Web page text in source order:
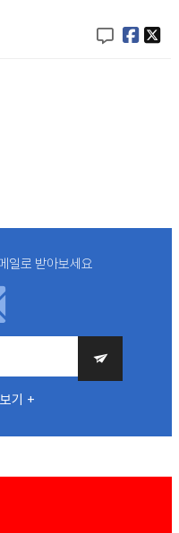
일로 받아보세요
기 +